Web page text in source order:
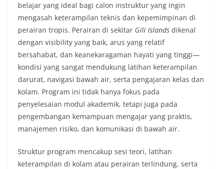
belajar yang ideal bagi calon instruktur yang ingin
mengasah keterampilan teknis dan kepemimpinan di
perairan tropis. Perairan di sekitar Gili Islands dikenal
dengan visibility yang baik, arus yang relatif
bersahabat, dan keanekaragaman hayati yang tinggi—
kondisi yang sangat mendukung latihan keterampilan
darurat, navigasi bawah air, serta pengajaran kelas dan
kolam. Program ini tidak hanya fokus pada
penyelesaian modul akademik, tetapi juga pada
pengembangan kemampuan mengajar yang praktis,
manajemen risiko, dan komunikasi di bawah air.
Struktur program mencakup sesi teori, latihan
keterampilan di kolam atau perairan terlindung, serta